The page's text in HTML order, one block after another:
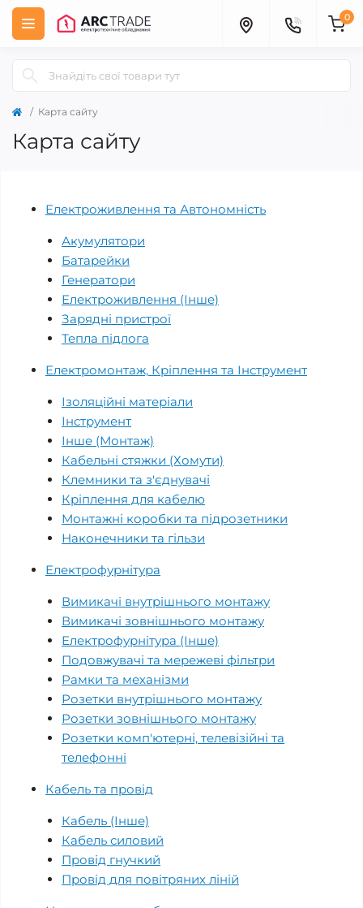
0
Карта сайту
Карта сайту
Електроживлення та Автономність
Акумулятори
Батарейки
Генератори
Електроживлення (Інше)
Зарядні пристрої
Тепла підлога
Електромонтаж, Кріплення та Інструмент
Ізоляційні матеріали
Інструмент
Інше (Монтаж)
Кабельні стяжки (Хомути)
Клемники та з'єднувачі
Кріплення для кабелю
Монтажні коробки та підрозетники
Наконечники та гільзи
Електрофурнітура
Вимикачі внутрішнього монтажу
Вимикачі зовнішнього монтажу
Електрофурнітура (Інше)
Подовжувачі та мережеві фільтри
Рамки та механізми
Розетки внутрішнього монтажу
Розетки зовнішнього монтажу
Розетки комп'ютерні, телевізійні та
телефонні
Кабель та провід
Кабель (Інше)
Кабель силовий
Провід гнучкий
Провід для повітряних ліній